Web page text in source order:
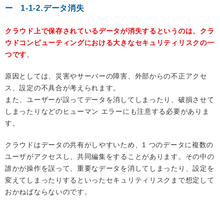
1-1-2.データ消失
クラウド上で保存されているデータが消失するというのは、クラ
ウドコンピューティングにおける大きなセキュリティリスクの一
つです。
原因としては、災害やサーバーの障害、外部からの不正アクセ
ス、設定の不具合が考えられます。
また、ユーザーが誤ってデータを消してしまったり、破損させて
しまったりなどのヒューマン エラーにも注意する必要がありま
す。
クラウドはデータの共有がしやすいため、1 つのデータに複数の
ユーザがアクセスし、共同編集をすることがあります。その中の
誰かが操作を誤って、重要なデータを消してしまったり、設定を
変えてしまったりするといったセキュリティリスクまで想定して
おかねばならないのです。